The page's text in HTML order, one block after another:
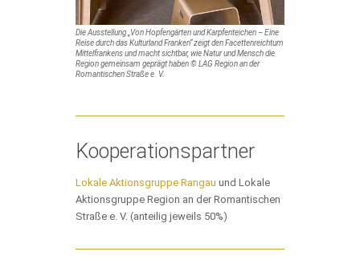
Die Ausstellung „Von Hopfengärten und Karpfenteichen – Eine
Reise durch das Kulturland Franken“ zeigt den Facettenreichtum
Mittelfrankens und macht sichtbar, wie Natur und Mensch die
Region gemeinsam geprägt haben © LAG Region an der
Romantischen Straße e. V.
Kooperationspartner
Lokale Aktionsgruppe Rangau und Lokale
Aktionsgruppe Region an der Romantischen
Straße e. V. (anteilig jeweils 50%)